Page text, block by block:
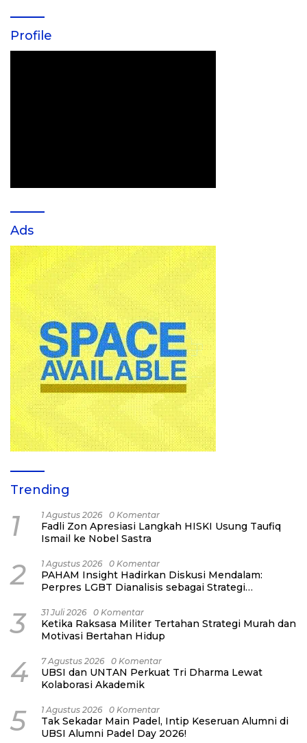
Profile
Ads
Trending
1 1 Agustus 2026 0 Komentar
Fadli Zon Apresiasi Langkah HISKI Usung Taufiq
Ismail ke Nobel Sastra
2 1 Agustus 2026 0 Komentar
PAHAM Insight Hadirkan Diskusi Mendalam:
Perpres LGBT Dianalisis sebagai Strategi
3 31 Juli 2026 0 Komentar
Ketika Raksasa Militer Tertahan Strategi Murah dan
Motivasi Bertahan Hidup
4 7 Agustus 2026 0 Komentar
UBSI dan UNTAN Perkuat Tri Dharma Lewat
Kolaborasi Akademik
5 1 Agustus 2026 0 Komentar
Tak Sekadar Main Padel, Intip Keseruan Alumni di
UBSI Alumni Padel Day 2026!